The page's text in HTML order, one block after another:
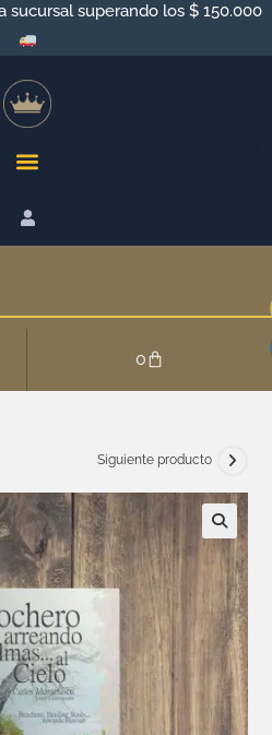
sucursal superando los $ 150.000
0
Siguiente producto